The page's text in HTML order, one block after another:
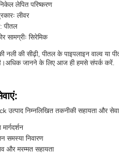
लेपित परिष्करण
लीवर
पीतल
सामग्रीः सिरेमिक
नली की सीढ़ी, पीतल के पाइपलाइन वाल्व
जानने के लिए आज ही हमसे संपर्क करें.
उत्पाद निम्नलिखित तकनीकी सहायता और
समस्या निवारण
और मरम्मत सहायता